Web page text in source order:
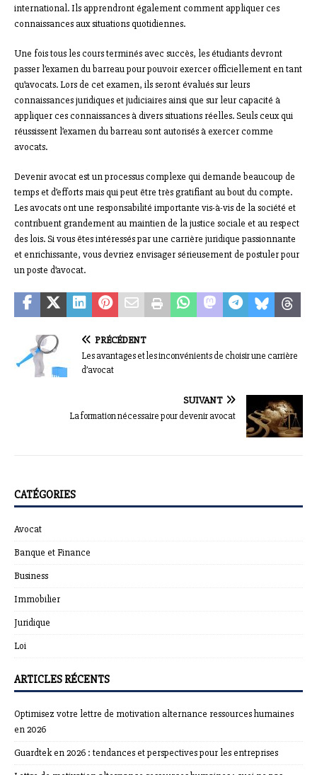
international. Ils apprendront également comment appliquer ces
connaissances aux situations quotidiennes.
Une fois tous les cours terminés avec succès, les étudiants devront
passer l’examen du barreau pour pouvoir exercer officiellement en tant
qu’avocats. Lors de cet examen, ils seront évalués sur leurs
connaissances juridiques et judiciaires ainsi que sur leur capacité à
appliquer ces connaissances à divers situations réelles. Seuls ceux qui
réussissent l’examen du barreau sont autorisés à exercer comme
avocats.
Devenir avocat est un processus complexe qui demande beaucoup de
temps et d’efforts mais qui peut être très gratifiant au bout du compte.
Les avocats ont une responsabilité importante vis-à-vis de la société et
contribuent grandement au maintien de la justice sociale et au respect
des lois. Si vous êtes intéressés par une carrière juridique passionnante
et enrichissante, vous devriez envisager sérieusement de postuler pour
un poste d’avocat.
PRÉCÉDENT
Les avantages et les inconvénients de choisir une carrière
d’avocat
SUIVANT
La formation nécessaire pour devenir avocat
CATÉGORIES
Avocat
Banque et Finance
Business
Immobilier
Juridique
Loi
ARTICLES RÉCENTS
Optimisez votre lettre de motivation alternance ressources humaines
en 2026
Guardtek en 2026 : tendances et perspectives pour les entreprises